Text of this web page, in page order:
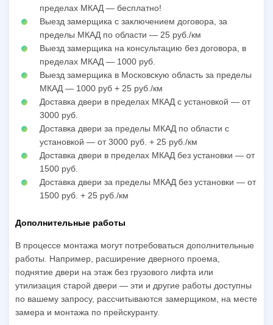
пределах МКАД — бесплатно!
Выезд замерщика с заключением договора, за
пределы МКАД по области — 25 руб./км
Выезд замерщика на консультацию без договора, в
пределах МКАД — 1000 руб.
Выезд замерщика в Московскую область за пределы
МКАД — 1000 руб + 25 руб./км
Доставка двери в пределах МКАД с установкой — от
3000 руб.
Доставка двери за пределы МКАД по области с
установкой — от 3000 руб. + 25 руб./км
Доставка двери в пределах МКАД без установки — от
1500 руб.
Доставка двери за пределы МКАД без установки — от
1500 руб. + 25 руб./км
Дополнительные работы
В процессе монтажа могут потребоваться дополнительные
работы. Например, расширение дверного проема,
поднятие двери на этаж без грузового лифта или
утилизация старой двери — эти и другие работы доступны
по вашему запросу, рассчитываются замерщиком, на месте
замера и монтажа по прейскуранту.